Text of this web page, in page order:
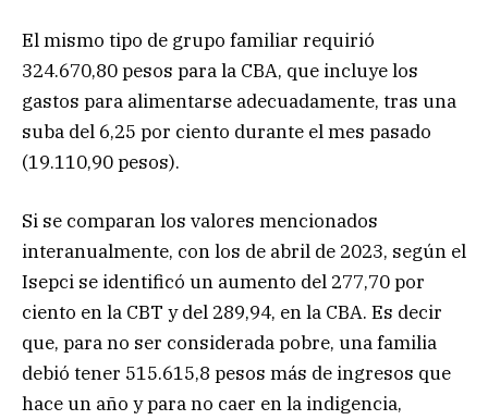
El mismo tipo de grupo familiar requirió
324.670,80 pesos para la CBA, que incluye los
gastos para alimentarse adecuadamente, tras una
suba del 6,25 por ciento durante el mes pasado
(19.110,90 pesos).
Si se comparan los valores mencionados
interanualmente, con los de abril de 2023, según el
Isepci se identificó un aumento del 277,70 por
ciento en la CBT y del 289,94, en la CBA. Es decir
que, para no ser considerada pobre, una familia
debió tener 515.615,8 pesos más de ingresos que
hace un año y para no caer en la indigencia,